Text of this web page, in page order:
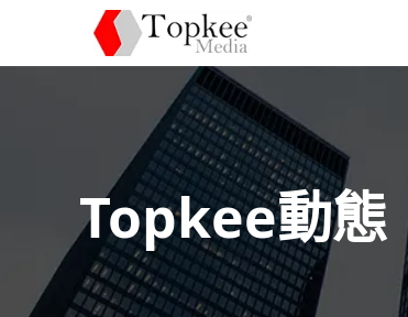
Topkee動態